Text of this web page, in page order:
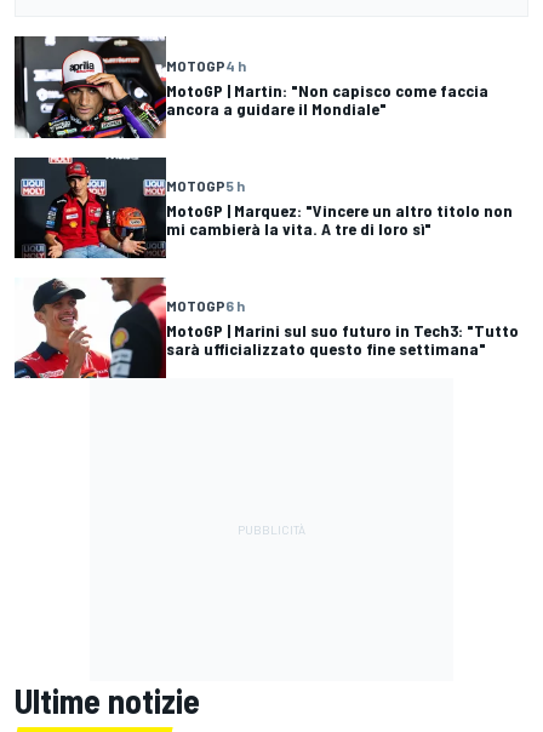
MOTOGP4 h
MotoGP | Martin: "Non capisco come faccia
ancora a guidare il Mondiale"
MOTOGP5 h
MotoGP | Marquez: "Vincere un altro titolo non
mi cambierà la vita. A tre di loro sì"
MOTOGP6 h
MotoGP | Marini sul suo futuro in Tech3: "Tutto
sarà ufficializzato questo fine settimana"
Ultime notizie